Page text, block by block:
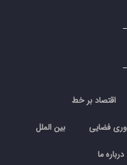
اقتصاد بر خط
فضایی بین الملل
درباره ما